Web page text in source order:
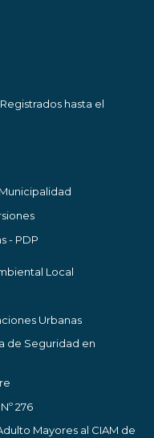
hasta el
- PDP
Local
Urbanas
de Seguridad en
276
Mayores al CIAM de